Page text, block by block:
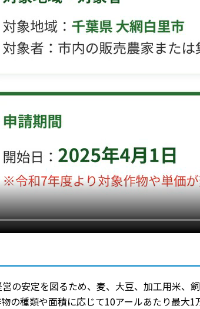
の安定を図るため、麦、大豆、加工用米、
種類や面積に応じて10アールあたり最大